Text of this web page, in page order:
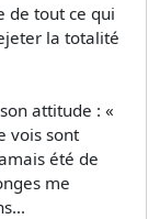
de tout ce qui
la totalité
attitude : «
vois sont
été de
me